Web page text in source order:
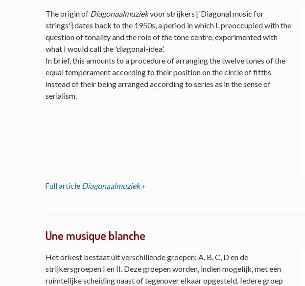
The origin of Diagonaalmuziekvoor strijkers ['Diagonal music for
strings'] dates back to the 1950s, a period in which I, preoccupied with the
question of tonality and the role of the tone centre, experimented with
what I would call the 'diagonal-idea'.
In brief, this amounts to a procedure of arranging the twelve tones of the
equal temperament according to their position on the circle of fifths
instead of their being arranged according to series as in the sense of
serialism.
Full article Diagonaalmuziek
Une musique blanche
Het orkest bestaat uit verschillende groepen: A, B, C, D en de
strijkersgroepen I en II. Deze groepen worden, indien mogelijk, met een
ruimtelijke scheiding naast of tegenover elkaar opgesteld. Iedere groep